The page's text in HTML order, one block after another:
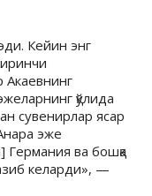
Кейин энг
Акаевнинг
қўлида
сувенирлар ясар
эже
ва бошқа
келарди», —